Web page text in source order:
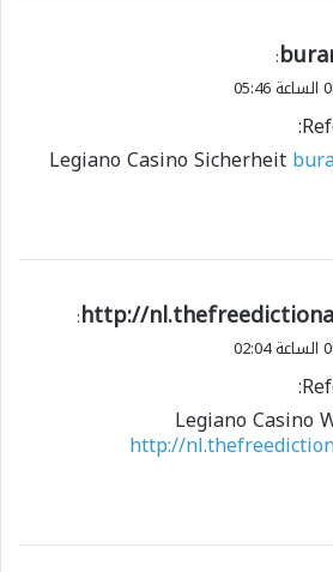
:
Legiano Casino Sicherheit
http://
:
Legiano Casino
http://